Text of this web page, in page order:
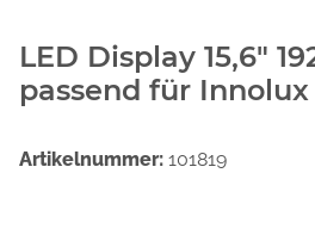
LED Display 15,6"
passend für Innolux
Artikelnummer: 101819